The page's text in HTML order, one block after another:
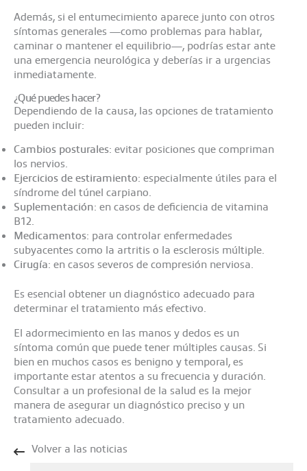
Además, si el entumecimiento aparece junto con otros
síntomas generales —como problemas para hablar,
caminar o mantener el equilibrio—, podrías estar ante
una emergencia neurológica y deberías ir a urgencias
inmediatamente.
¿Qué puedes hacer?
Dependiendo de la causa, las opciones de tratamiento
pueden incluir:​
Cambios posturales: evitar posiciones que compriman
los nervios.​
Ejercicios de estiramiento: especialmente útiles para el
síndrome del túnel carpiano.​
Suplementación: en casos de deficiencia de vitamina
B12.
Medicamentos: para controlar enfermedades
subyacentes como la artritis o la esclerosis múltiple.​
Cirugía: en casos severos de compresión nerviosa.
Es esencial obtener un diagnóstico adecuado para
determinar el tratamiento más efectivo.​
El adormecimiento en las manos y dedos es un
síntoma común que puede tener múltiples causas. Si
bien en muchos casos es benigno y temporal, es
importante estar atentos a su frecuencia y duración.
Consultar a un profesional de la salud es la mejor
manera de asegurar un diagnóstico preciso y un
tratamiento adecuado.
Volver a las noticias